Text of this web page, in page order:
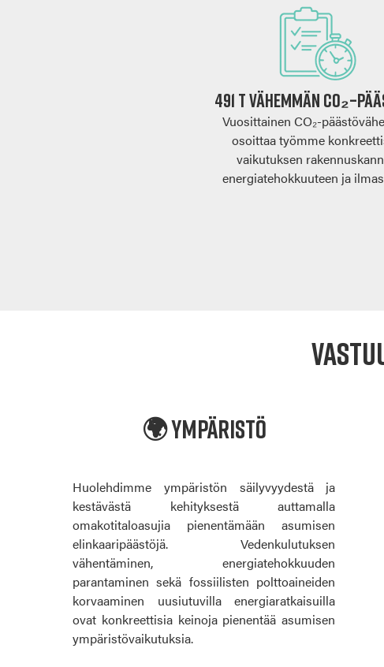
491 t vähemmän
Vuosittainen CO₂-
osoittaa työmme
vaikutuksen
energiatehokkuuteen ja
🌍 Ympäristö
Huolehdimme ympäristön säilyvyydestä ja
kestävästä kehityksestä auttamalla
omakotitaloasujia pienentämään asumisen
elinkaaripäästöjä. Vedenkulutuksen
vähentäminen, energiatehokkuuden
parantaminen sekä fossiilisten polttoaineiden
korvaaminen uusiutuvilla energiaratkaisuilla
ovat konkreettisia keinoja pienentää asumisen
ympäristövaikutuksia.